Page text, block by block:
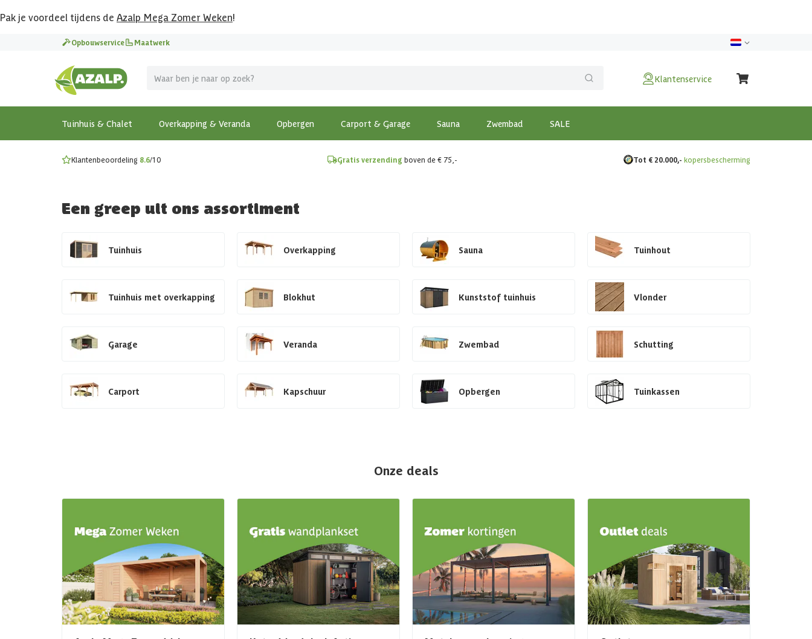
Pak je voordeel tijdens de Azalp Mega Zomer Weken!
Opbouwservice Maatwerk
Klantenservice
Tuinhuis & Chalet Overkapping & Veranda Opbergen Carport & Garage Sauna Zwembad SALE
Vier vakantie in je tuin
MEGA zomer kortingen op overkappingen en tuinhuizen!
Bekijk de actiemodellen
Gratis wandplankset
Ontdek onze metalen overkappingen
Klantenbeoordeling 8.6/10 Gratis verzending boven de € 75,- Tot € 20.000,- kopersbescherming
Een greep uit ons assortiment
Tuinhuis Overkapping Sauna Tuinhout
Tuinhuis met overkapping Blokhut Kunststof tuinhuis Vlonder
Garage Veranda Zwembad Schutting
Carport Kapschuur Opbergen Tuinkassen
Onze deals